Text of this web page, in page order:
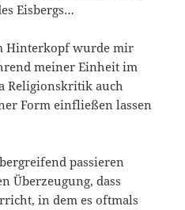
Eisbergs…
Hinterkopf wurde mir
meiner Einheit im
Religionskritik auch
Form einfließen lassen
passieren
Überzeugung, dass
in dem es oftmals